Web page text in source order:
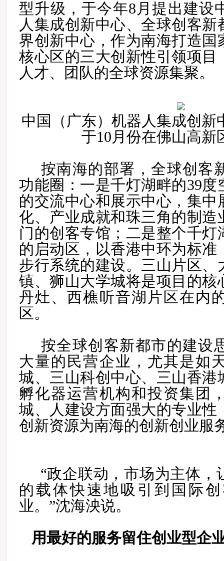
型升级，于今年8月提出建设
人集成创新中心、全球创客新
界创新中心 ，作为南海打造
核心区的三大创新性引领项目
人才、团队的全球资源集聚。
中国（广东）机器人集成创新
于10月份在佛山高新
按南海的部署，全球创客
功能圈：一是千灯湖畔的39度
的交流中心和展示中心 ，集
化、产业成就和珠三角的制造
门的创客专馆；二是整个千灯
的启动区，以香港中环为标准
步行系统的建设。 三山片区、
镇、狮山大学城将是项目的核
丹灶、西樵听音湖片区在内
区。
按全球创客新都市的建设
大量的民营企业，尤其是如
城、三山科创中心、三山香港
孵化器运营机构和投资集团
城、人建设方面强大的专业性
创新资源为南海的创新创业服
“政企联动，市场为主体，
的载体快速地吸引到国际
业。 ”沈海泱说。
用最好的服务留住创业型企